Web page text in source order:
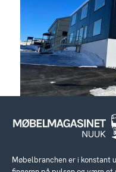
Møbelbranchen er i konstant